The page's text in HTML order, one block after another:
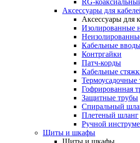
RG-
Аксессуары для
Аксессуары для
Изолированные
Кабельные
Контргайки
Патч-корды
Кабельные
Термоусадочные
Гофрированная
Защитные трубы
Спиральный
Плетеный шланг
Ручной
Щиты и шкафы
Щиты и шкафы